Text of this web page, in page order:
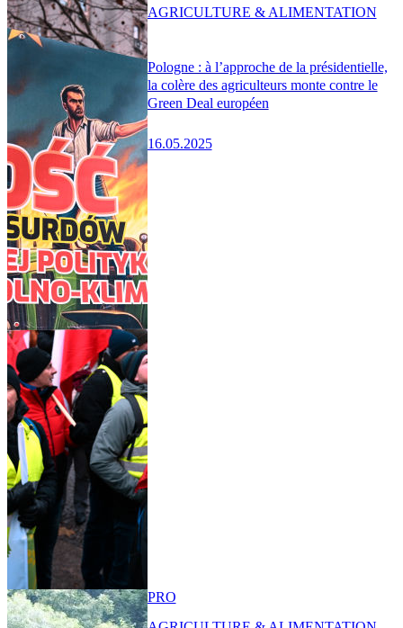
Pologne : à l’approche de la présidentielle,
la colère des agriculteurs monte contre le
Green Deal européen
16.05.2025
AGRICULTURE & ALIMENTATION
PRO